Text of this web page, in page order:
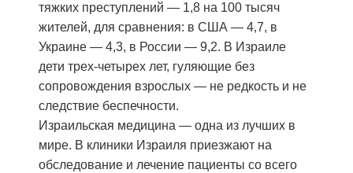
тяжких преступлений — 1,8 на 100 тысяч
жителей, для сравнения: в США — 4,7, в
Украине — 4,3, в России — 9,2. В Израиле
дети трех-четырех лет, гуляющие без
сопровождения взрослых — не редкость и не
следствие беспечности.
Израильская медицина — одна из лучших в
мире. В клиники Израиля приезжают на
обследование и лечение пациенты со всего